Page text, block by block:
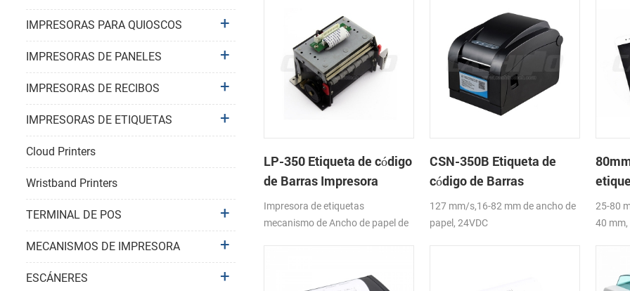
LP-350 Etiqueta de código
de Barras Impresora
Mecanismo de
Impresora de etiquetas
mecanismo de Ancho de papel de
CSN-350B Etiqueta de
código de Barras
Impresora Térmica
127 mm/s,16-82 mm de ancho de
papel, 24VDC
25-80
40 mm,
CE,FCC
IMPRESORAS PARA QUIOSCOS
IMPRESORAS DE PANELES
IMPRESORAS DE RECIBOS
IMPRESORAS DE ETIQUETAS
Cloud Printers
Wristband Printers
TERMINAL DE POS
MECANISMOS DE IMPRESORA
ESCÁNERES